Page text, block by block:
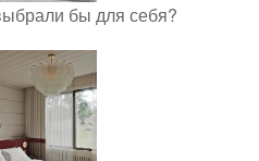
бы для себя?